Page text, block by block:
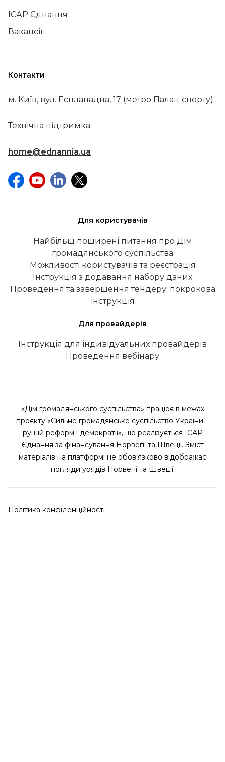
ІСАР Єднання
Вакансії
Контакти
м. Київ, вул. Еспланадна, 17 (метро Палац спорту)
Технічна підтримка:
home@ednannia.ua
Для користувачів
Найбільш поширені питання про Дім
громадянського суспільства
Можливості користувачів та реєстрація
Інструкція з додавання набору даних
Проведення та завершення тендеру: покрокова
інструкція
Для провайдерів
Інструкція для індивідуальних провайдерів
Проведення вебінару
«Дім громадянського суспільства» працює в межах
проєкту «Сильне громадянське суспільство України –
рушій реформ і демократії», що реалізується ІСАР
Єднання за фінансування Норвегії та Швеції. Зміст
матеріалів на платформі не обов'язково відображає
погляди урядів Норвегії та Швеції.
Політика конфіденційності